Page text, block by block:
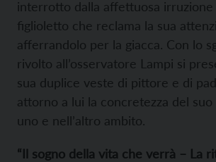
interrotto dalla affettuosa irruzione
figlioletto che reclama la sua
afferrandolo per la giacca. Con lo
rivolto all’osservatore Lampi si
sua duplice veste di pittore e di
attorno a lui la concretezza del
uno e nell’altro ambito.
“Il sogno della vita che verrà – La